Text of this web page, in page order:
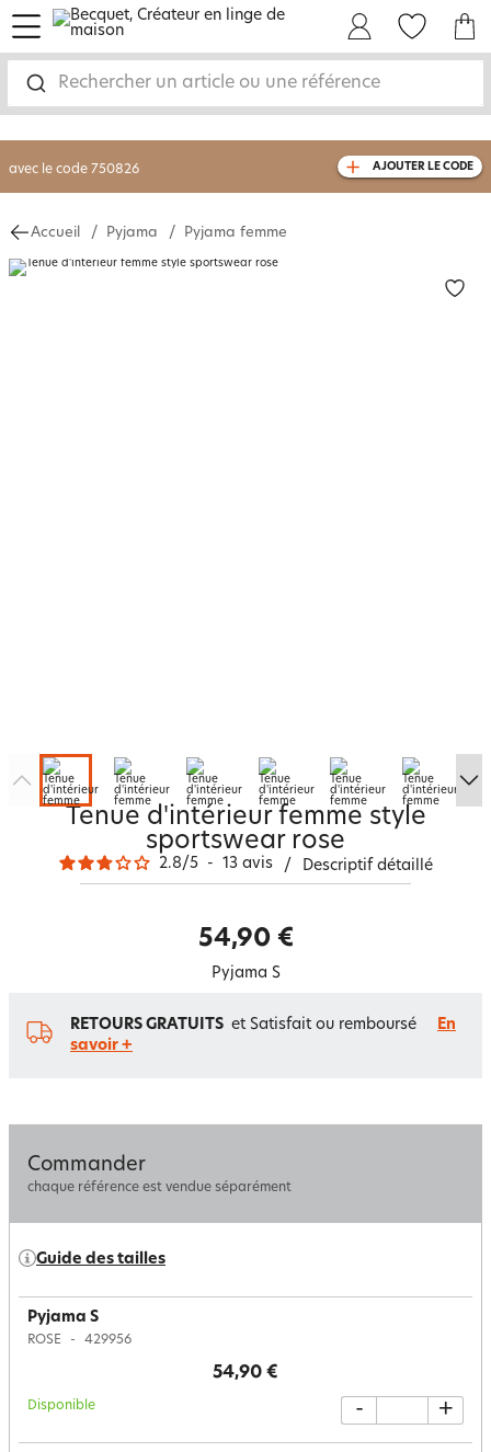
Rechercher un article ou une référence
menu
-30% sur votre commandedès 2 articles
livraison GRATUITEdès 110€ d'achat
avec le code 750826 AJOUTER LE CODE
Accueil Pyjama Pyjama femme
Tenue d'intérieur femme style
sportswear rose
2.8/5 - 13 avis / Descriptif détaillé
54,90 €
Pyjama S
RETOURS GRATUITS et Satisfait ou remboursé
En
savoir +
Commander
chaque référence est vendue séparément
Guide des tailles
Pyjama S
ROSE 429956
54,90 €
Disponible - +